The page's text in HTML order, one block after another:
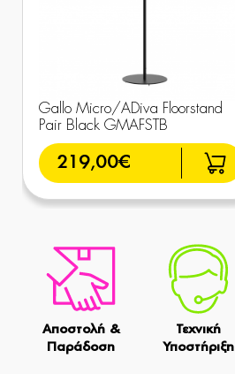
Gallo Micro/ADiva Floorstand
Pair Black GMAFSTB
219,00€
Αποστολή &
Παράδοση
Τεχνική
Υποστήριξη